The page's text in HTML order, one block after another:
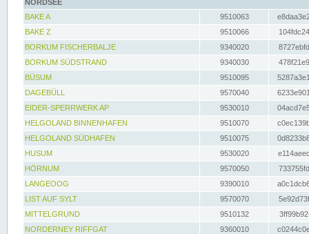
NORDSEE
BAKE A
9510063
BAKE Z
9510066
BORKUM FISCHERBALJE
9340020
BORKUM SÜDSTRAND
9340030
BÜSUM
9510095
DAGEBÜLL
9570040
EIDER-SPERRWERK AP
9530010
HELGOLAND BINNENHAFEN
9510070
HELGOLAND SÜDHAFEN
9510075
HUSUM
9530020
HÖRNUM
9570050
LANGEOOG
9390010
LIST AUF SYLT
9570070
MITTELGRUND
9510132
NORDERNEY RIFFGAT
9360010